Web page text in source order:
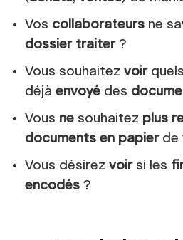
Vos collaborateurs ne
dossier traiter?
Vous souhaitez voir quels
déjà envoyé des
Vous ne souhaitez plus
documents en papierde
Vous désirez voirsi les
encodés ?